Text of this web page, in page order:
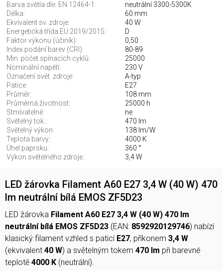
Barva světla dle. EN 12464-1:
neutrální 3300-5300K
Délka:
60 mm
Ekvivalent sv. zdroje:
40 W
Energetická třída EU 2019/2015:
D
Faktor výkonu (účiník):
0,50
Index podání barev (CRI):
80-89
Min. počet spínacích cyklů:
25000
Nominální napětí.:
230 V
Označení svět. zdroje:
A-typ
Patice:
E27
Průměr:
108 mm
Průměrná životnost:
25000 h
Stmívatelné:
ne
Světelný tok.:
470 lm
Světelný výkon:
138 lm/W
Teplota barvy.:
4000 K
Úhel paprsku:
360 °
Výkon světelného zdroje.:
3,4 W
LED žárovka Filament A60 E27 3,4 W (40 W) 470
lm neutrální bílá EMOS ZF5D23
LED žárovka Filament A60 E27 3,4 W (40 W) 470 lm
neutrální bílá EMOS ZF5D23 (EAN: 8592920129746) nabízí
klasický filament vzhled s paticí E27, příkonem 3,4 W
(ekvivalent 40 W) a světelným tokem 470 lm při barevné
teplotě 4000 K (neutrální).